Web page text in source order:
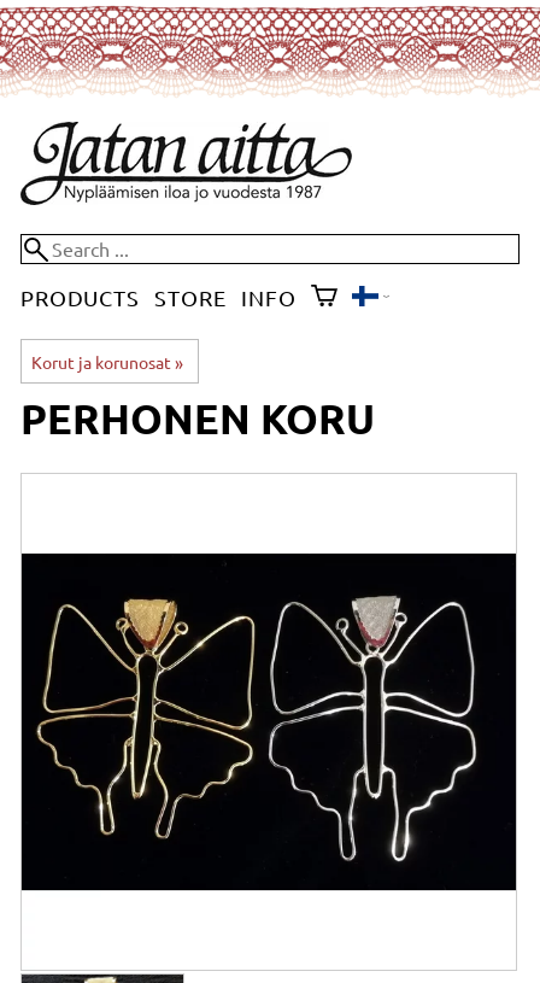
PRODUCTS STORE INFO
Korut ja korunosat ‪»
PERHONEN KORU